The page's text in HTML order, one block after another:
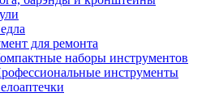
для ремонта
наборы инструментов
инструменты